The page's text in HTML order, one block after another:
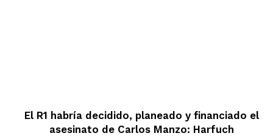
El R1 habría decidido, planeado y financiado el
asesinato de Carlos Manzo: Harfuch